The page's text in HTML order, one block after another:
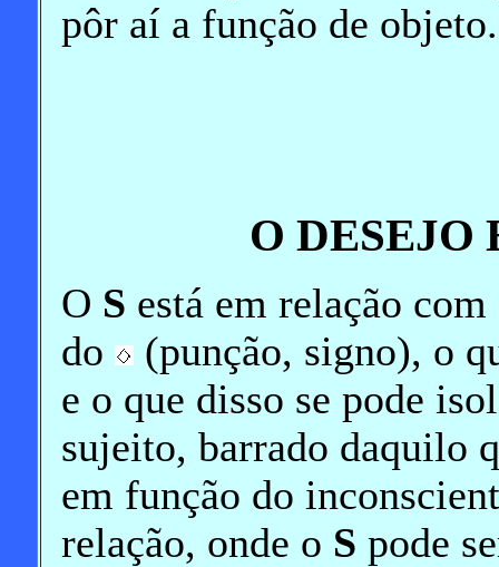
pôr aí a função de objeto.
O DESEJO
O S está em relação
do
(punção, signo), o
e o que disso se pode
sujeito, barrado daquilo
em função do
relação, onde o S pode